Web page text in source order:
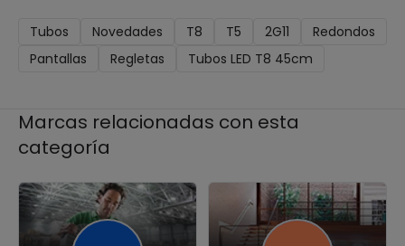
Tubos Novedades T8 T5 2G11
Redondos
Pantallas
Regletas Tubos LED T8 45cm
Marcas relacionadas con esta
categoría